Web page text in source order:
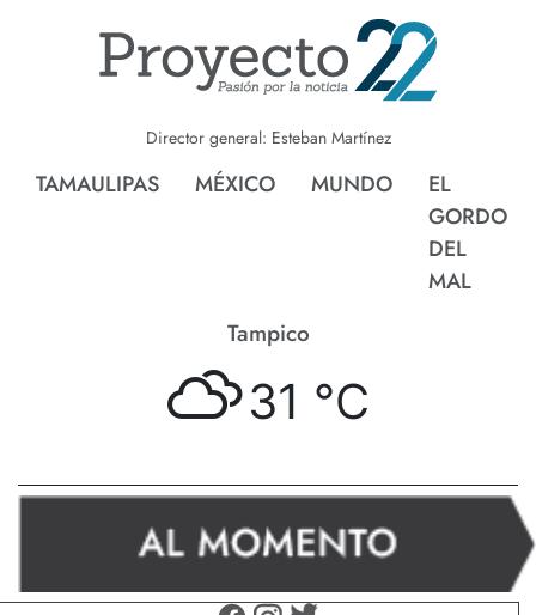
Director general: Esteban Martínez
TAMAULIPAS MÉXICO MUNDO
EL
GORDO
DEL
MAL
Tampico
31 °C